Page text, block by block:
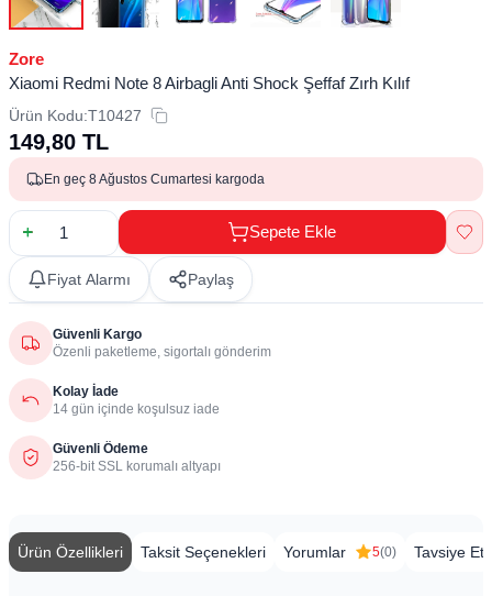
Zore
Xiaomi Redmi Note 8 Airbagli Anti Shock Şeffaf Zırh Kılıf
Ürün Kodu:T10427
149,80 TL
En geç 8 Ağustos Cumartesi kargoda
Sepete Ekle
Fiyat Alarmı Paylaş
Güvenli Kargo
Özenli paketleme, sigortalı gönderim
Kolay İade
14 gün içinde koşulsuz iade
Güvenli Ödeme
256-bit SSL korumalı altyapı
Ürün Özellikleri Taksit Seçenekleri Yorumlar 5(0) Tavsiye Et